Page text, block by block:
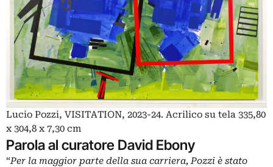
Lucio Pozzi, VISITATION, 2023-24. Acrilico su tela 335,80
x 304,8 x 7,30 cm
Parola al curatore David Ebony
“Per la maggior parte della sua carriera, Pozzi è stato